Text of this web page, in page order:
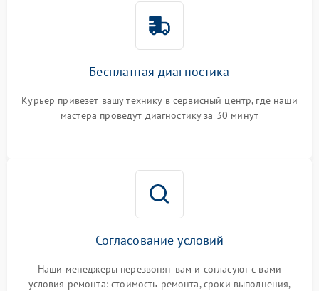
Бесплатная диагностика
Курьер привезет вашу технику в сервисный центр, где наши
мастера проведут диагностику за 30 минут
Согласование условий
Наши менеджеры перезвонят вам и согласуют с вами
условия ремонта: стоимость ремонта, сроки выполнения,